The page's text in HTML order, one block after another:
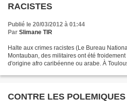
RACISTES
Publié le 20/03/2012 à 01:44
Par Slimane TIR
Halte aux crimes racistes (Le Bureau
Montauban, des militaires ont été
d'origine afro caribéenne ou arabe. À
CONTRE LES